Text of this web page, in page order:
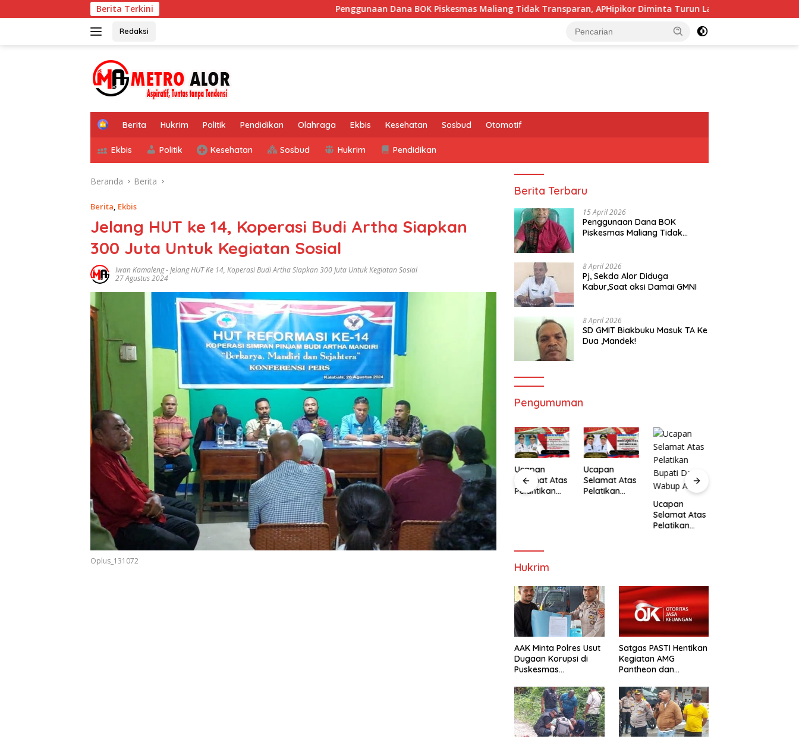
ke
Berita Terkini Penggunaan Dana BOK Piskesmas Maliang Tidak Transparan, APHipikor Diminta Turun Lapangan.
Redaksi
H
m
e
Berita Hukrim Politik Pendidikan Olahraga Ekbis Kesehatan Sosbud Otomotif
Ekbis Politik Kesehatan Sosbud Hukrim Pendidikan
Beranda Berita
Berita, Ekbis
Jelang HUT ke 14, Koperasi Budi Artha Siapkan
300 Juta Untuk Kegiatan Sosial
Iwan Kamaleng-Jelang HUT Ke 14, Koperasi Budi Artha Siapkan 300 Juta Untuk Kegiatan Sosial
27 Agustus 2024
Oplus_131072
Berita Terbaru
15 April 2026
Penggunaan Dana BOK
Piskesmas Maliang Tidak
8 April 2026
Pj, Sekda Alor Diduga
Kabur,Saat aksi Damai GMNI
8 April 2026
SD GMIT Biakbuku Masuk TA Ke
Dua ,Mandek!
Pengumuman
Ucapan
Selamat Atas
Pelantikan
Gubernur
dan Wakil
Gubernur
NTT
Ucapan
Selamat Atas
Pelatikan
Bupati Dan
Wabup Alor
Ucapan
Selamat Atas
Pelatikan
Bupati Dan
Wabup Alor
Ucapan
Selamat Atas
Pelatikan
Bupati Dan
Wabup Alor
Ucapan
Selamat Atas
Pelatikan
Bupati Dan
Wabup Alor
Ucapan
Selamat Atas
Pelantikan
Bupati dan
Wakil Bupati
Alor
Ucapan
Selamat Atas
Pelantikan
Ucapan
Selamat Atas
Pelatikan
Ucapan
Selamat Atas
Pelatikan
Hukrim
AAK Minta Polres Usut
Dugaan Korupsi di
Puskesmas
Satgas PASTI Hentikan
Kegiatan AMG
Pantheon dan
Kreatif Terbatas( MBA